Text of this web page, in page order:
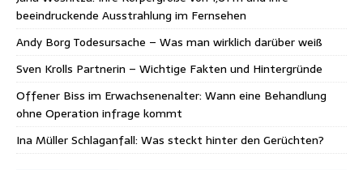
beeindruckende Ausstrahlung im Fernsehen
Andy Borg Todesursache – Was man wirklich darüber weiß
Sven Krolls Partnerin – Wichtige Fakten und Hintergründe
Offener Biss im Erwachsenenalter: Wann eine Behandlung
ohne Operation infrage kommt
Ina Müller Schlaganfall: Was steckt hinter den Gerüchten?